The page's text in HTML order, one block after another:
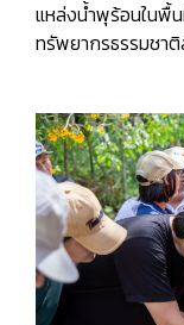
แหล่งน้ำพุร้อนในพื้
ทรัพยากรธรรมชา